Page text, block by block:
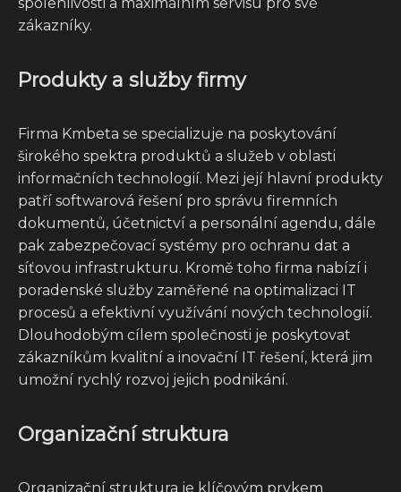
zákazníky.
Produkty a služby firmy
Firma Kmbeta se specializuje na poskytování
širokého spektra produktů a služeb v oblasti
informačních technologií. Mezi její hlavní produkty
patří softwarová řešení pro správu firemních
dokumentů, účetnictví a personální agendu, dále
pak zabezpečovací systémy pro ochranu dat a
síťovou infrastrukturu. Kromě toho firma nabízí i
poradenské služby zaměřené na optimalizaci IT
procesů a efektivní využívání nových technologií.
Dlouhodobým cílem společnosti je poskytovat
zákazníkům kvalitní a inovační IT řešení, která jim
umožní rychlý rozvoj jejich podnikání.
Organizační struktura
Organizační struktura je klíčovým prvkem